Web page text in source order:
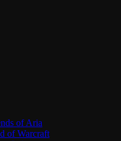
of Aria
of Warcraft